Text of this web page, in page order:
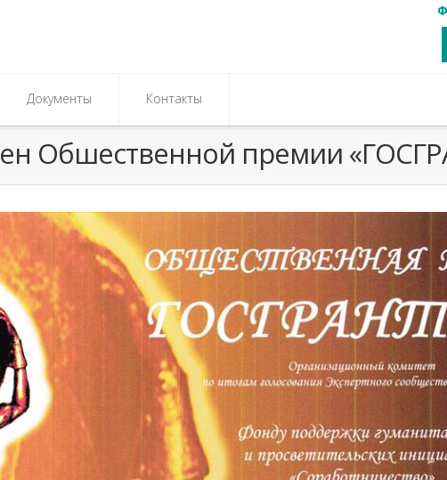
Документы Контакты
Обшественной премии